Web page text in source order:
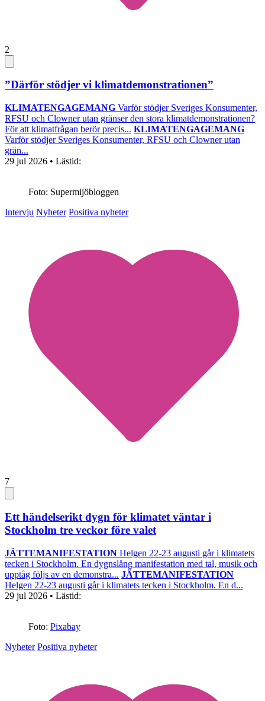
2
”Därför stödjer vi klimatdemonstrationen”
KLIMATENGAGEMANG Varför stödjer Sveriges Konsumenter,
RFSU och Clowner utan gränser den stora klimatdemonstrationen?
För att klimatfrågan berör precis... KLIMATENGAGEMANG
Varför stödjer Sveriges Konsumenter, RFSU och Clowner utan
grän...
29 jul 2026 • Lästid:
Foto: Supermijöbloggen
Intervju Nyheter Positiva nyheter
7
Ett händelserikt dygn för klimatet väntar i
Stockholm tre veckor före valet
JÄTTEMANIFESTATION Helgen 22-23 augusti går i klimatets
tecken i Stockholm. En dygnslång manifestation med tal, musik och
upptåg följs av en demonstra... JÄTTEMANIFESTATION
Helgen 22-23 augusti går i klimatets tecken i Stockholm. En d...
29 jul 2026 • Lästid:
Foto: Pixabay
Nyheter Positiva nyheter